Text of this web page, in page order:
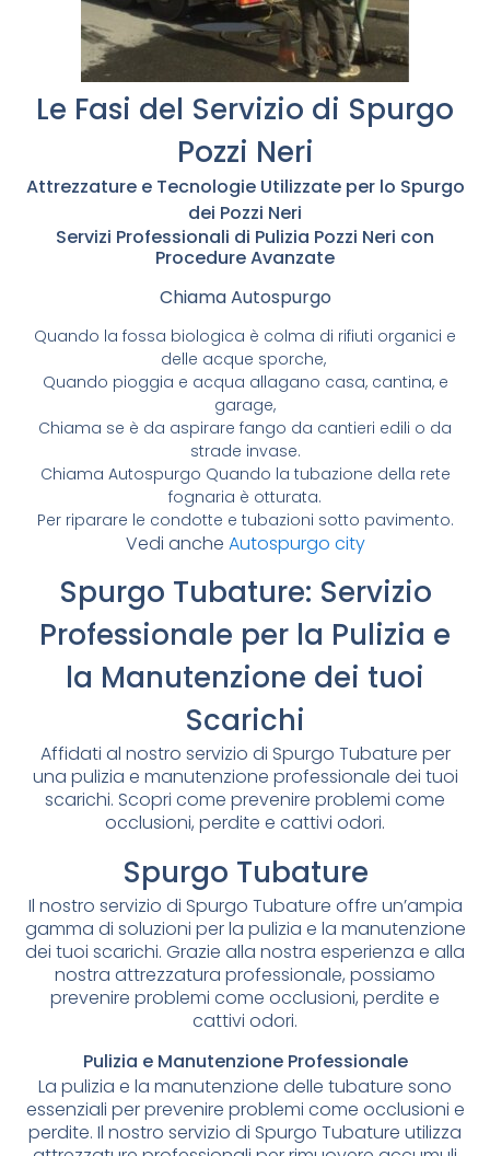
Le Fasi del Servizio di Spurgo
Pozzi Neri
Attrezzature e Tecnologie Utilizzate per lo Spurgo
dei Pozzi Neri
Servizi Professionali di Pulizia Pozzi Neri con
Procedure Avanzate
Chiama Autospurgo
Quando la fossa biologica è colma di rifiuti organici e
delle acque sporche,
Quando pioggia e acqua allagano casa, cantina, e
garage,
Chiama se è da aspirare fango da cantieri edili o da
strade invase.
Chiama Autospurgo Quando la tubazione della rete
fognaria è otturata.
Per riparare le condotte e tubazioni sotto pavimento.
Vedi anche Autospurgo city
Spurgo Tubature: Servizio
Professionale per la Pulizia e
la Manutenzione dei tuoi
Scarichi
Affidati al nostro servizio di Spurgo Tubature per
una pulizia e manutenzione professionale dei tuoi
scarichi. Scopri come prevenire problemi come
occlusioni, perdite e cattivi odori.
Spurgo Tubature
Il nostro servizio di Spurgo Tubature offre un’ampia
gamma di soluzioni per la pulizia e la manutenzione
dei tuoi scarichi. Grazie alla nostra esperienza e alla
nostra attrezzatura professionale, possiamo
prevenire problemi come occlusioni, perdite e
cattivi odori.
Pulizia e Manutenzione Professionale
La pulizia e la manutenzione delle tubature sono
essenziali per prevenire problemi come occlusioni e
perdite. Il nostro servizio di Spurgo Tubature utilizza